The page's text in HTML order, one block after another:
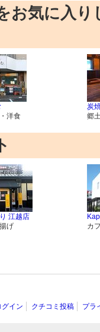
お気に入
洋食
炭
郷
江越店
げ
カ
グイン クチコミ投稿 プラ